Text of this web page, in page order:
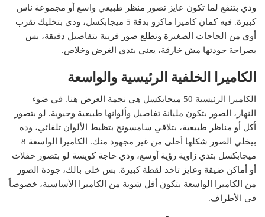
ودي بتنفع لما تكون عايز تصور منظر طبيعي واسع أو مجموعة ناس
كبيرة. فيه كمان كاميرا ماكرو بدقة 5 ميجابكسل، ودي بتخليك تقرب
أوي من الحاجات الصغيرة وتطلع صور قريبة بتفاصيل دقيقة، بس
بصراحة جودتها مش خارقة، يعني بتدي الغرض وخلاص.
الكاميرا الخلفية الرئيسية والواسعة
الكاميرا الرئيسية 50 ميجابكسل هي نجمة العرض هنا. في ضوء
النهار، الصور بتكون مليانة تفاصيل وألوانها طبيعية وحيوية. لو بتصور
أكل أو مناظر طبيعية، بتلاقي سامسونج بتظبط الألوان تلقائي، وده
بيخلي الصور شكلها أحلى من غير مجهود منك. الكاميرا الواسعة 8
ميجابكسل بتدي زاوية رؤية أوسع، ودي حاجة كويسة لو بتصور حفلات
أو أماكن ضيقة وعايز تاخد لقطة كبيرة. بس خلي بالك، جودة الصور
من الكاميرا الواسعة بتكون أقل شوية من الكاميرا الأساسية، خصوصاً
في الأطراف.